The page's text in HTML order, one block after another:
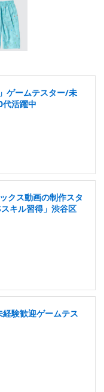
ゲームテスター/未
活躍中
クス動画の制作スタ
キル習得」渋谷区
経験歓迎ゲームテス